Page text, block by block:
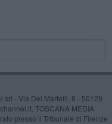
srl - Via Dei Martelli, 8 - 50129
TOSCANA MEDIA
presso il Tribunale di Firenze